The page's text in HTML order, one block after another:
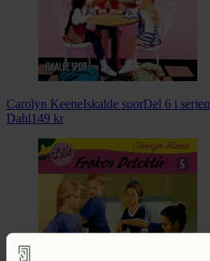
Carolyn KeeneIskalde sporDel 6 i serien
Dahl149 kr